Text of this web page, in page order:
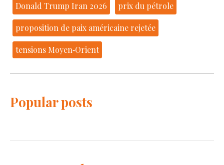
Donald Trump Iran 2026 prix du pétrole
proposition de paix américaine rejetée
tensions Moyen‑Orient
Popular posts